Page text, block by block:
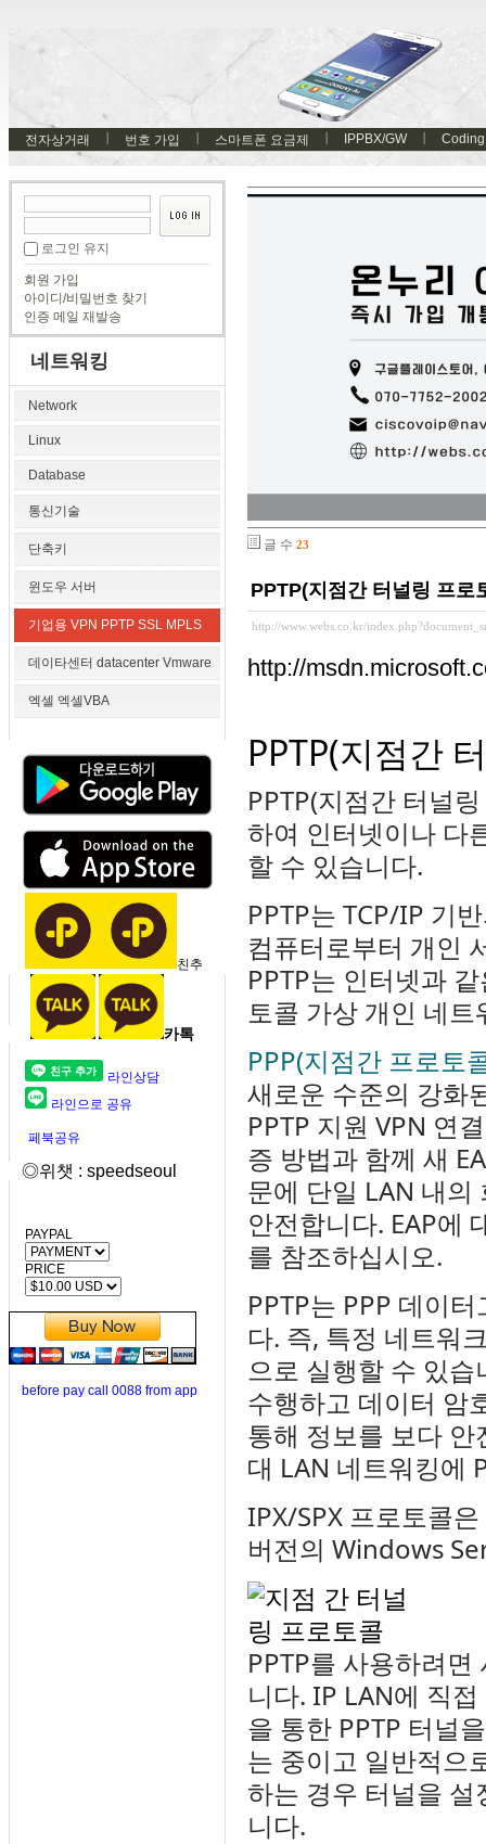
전자상거래 번호 가입 스마트폰 요금제 IPPBX/GW Coding
로그인 유지
회원 가입
아이디/비밀번호 찾기
인증 메일 재발송
네트워킹
Network
Linux
Database
통신기술
단축키
윈도우 서버
기업용 VPN PPTP SSL MPLS
데이타센터 datacenter Vmware
엑셀 엑셀VBA
친추
카톡
라인상담
라인으로 공유
페북공유
◎위챗 : speedseoul
PAYPAL
PRICE
before pay call 0088 from app
글 수 23
PPTP(지점간 터널링 프로
http://www.webs.co.kr/
http://
PPTP(지점간
PPTP(지점간 터널
하여 인터넷이나 다
할 수 있습니다.
PPTP는 TCP/IP 기
컴퓨터로부터 개인
PPTP는 인터넷과
토콜 가상 개인 네
PPP(지점간 프로토
새로운 수준의 강화
PPTP 지원 VPN 연
증 방법과 함께 새
문에 단일 LAN 내
안전합니다. EAP에
를 참조하십시오.
PPTP는 PPP 데이
다. 즉, 특정 네트워
으로 실행할 수 있
수행하고 데이터 암
통해 정보를 보다
대 LAN 네트워킹에
IPX/SPX 프로토콜
버전의 Windows
PPTP를 사용하려
니다. IP LAN에 직
을 통한 PPTP 터널
는 중이고 일반적으
하는 경우 터널을
니다.